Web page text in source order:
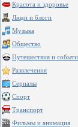
Красота и здоровье
Люди и блоги
Музыка
Общество
Путешествия и
Развлечения
Сериалы
Спорт
Транспорт
Фильмы и анимация